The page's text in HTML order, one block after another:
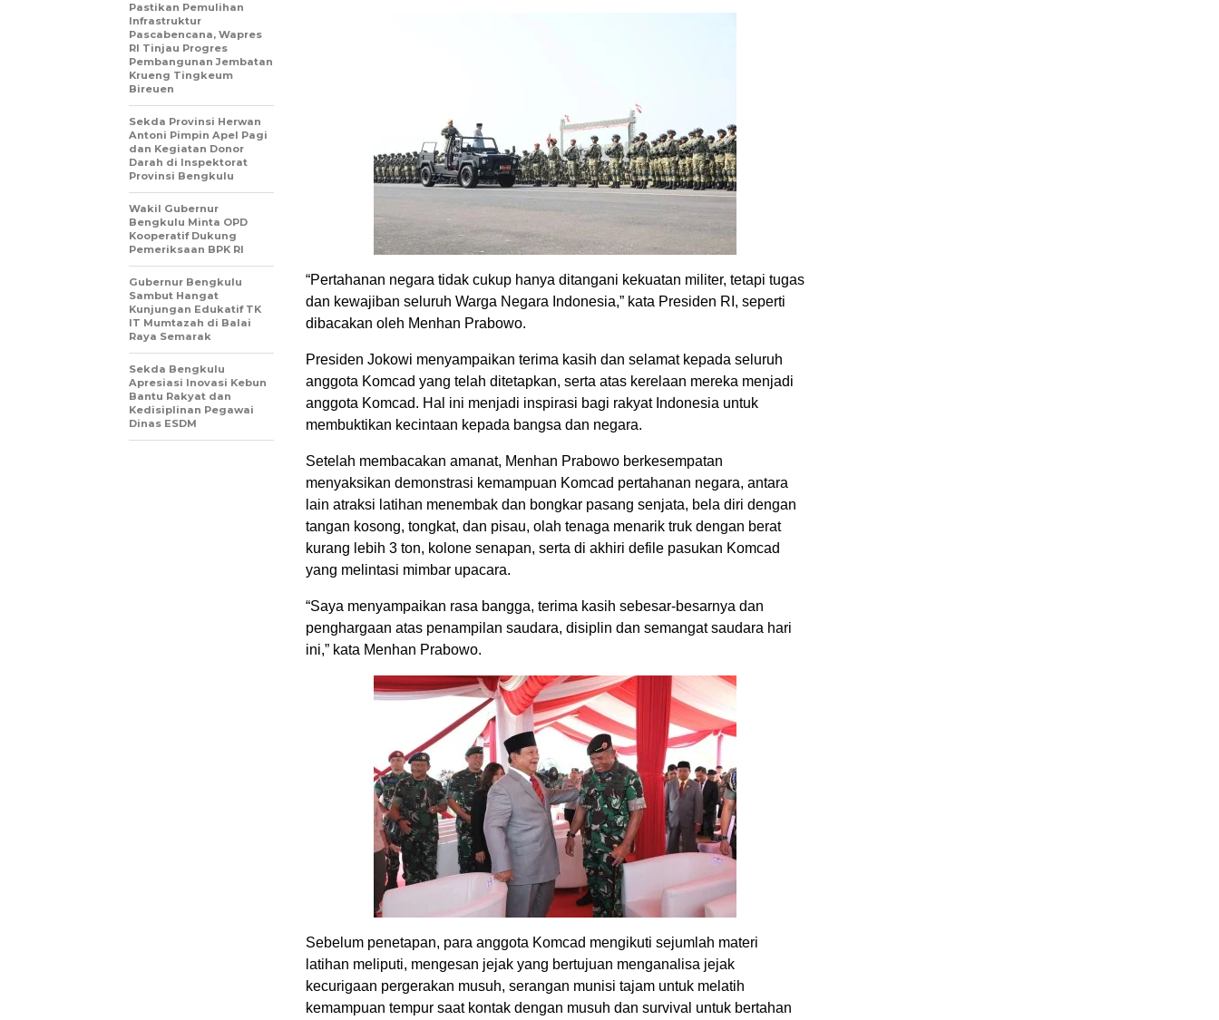
“Pertahanan negara tidak cukup hanya ditangani kekuatan militer, tetapi tugas
dan kewajiban seluruh Warga Negara Indonesia,” kata Presiden RI, seperti
dibacakan oleh Menhan Prabowo.
Presiden Jokowi menyampaikan terima kasih dan selamat kepada seluruh
anggota Komcad yang telah ditetapkan, serta atas kerelaan mereka menjadi
anggota Komcad. Hal ini menjadi inspirasi bagi rakyat Indonesia untuk
membuktikan kecintaan kepada bangsa dan negara.
Setelah membacakan amanat, Menhan Prabowo berkesempatan
menyaksikan demonstrasi kemampuan Komcad pertahanan negara, antara
lain atraksi latihan menembak dan bongkar pasang senjata, bela diri dengan
tangan kosong, tongkat, dan pisau, olah tenaga menarik truk dengan berat
kurang lebih 3 ton, kolone senapan, serta di akhiri defile pasukan Komcad
yang melintasi mimbar upacara.
“Saya menyampaikan rasa bangga, terima kasih sebesar-besarnya dan
penghargaan atas penampilan saudara, disiplin dan semangat saudara hari
ini,” kata Menhan Prabowo.
Sebelum penetapan, para anggota Komcad mengikuti sejumlah materi
latihan meliputi, mengesan jejak yang bertujuan menganalisa jejak
kecurigaan pergerakan musuh, serangan munisi tajam untuk melatih
kemampuan tempur saat kontak dengan musuh dan survival untuk bertahan
Pastikan Pemulihan
Infrastruktur
Pascabencana, Wapres
RI Tinjau Progres
Pembangunan Jembatan
Krueng Tingkeum
Bireuen
Sekda Provinsi Herwan
Antoni Pimpin Apel Pagi
dan Kegiatan Donor
Darah di Inspektorat
Provinsi Bengkulu
Wakil Gubernur
Bengkulu Minta OPD
Kooperatif Dukung
Pemeriksaan BPK RI
Gubernur Bengkulu
Sambut Hangat
Kunjungan Edukatif TK
IT Mumtazah di Balai
Raya Semarak
Sekda Bengkulu
Apresiasi Inovasi Kebun
Bantu Rakyat dan
Kedisiplinan Pegawai
Dinas ESDM